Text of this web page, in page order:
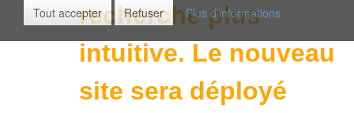
Tout accepter
Refuser Plus d'informations
recherche plus
intuitive. Le nouveau
site sera déployé